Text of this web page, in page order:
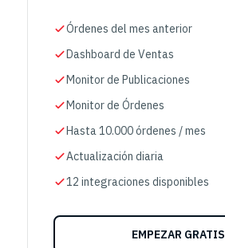
Órdenes del mes anterior
Dashboard de Ventas
Monitor de Publicaciones
Monitor de Órdenes
Hasta 10.000 órdenes / mes
Actualización diaria
12 integraciones disponibles
EMPEZAR GRATIS